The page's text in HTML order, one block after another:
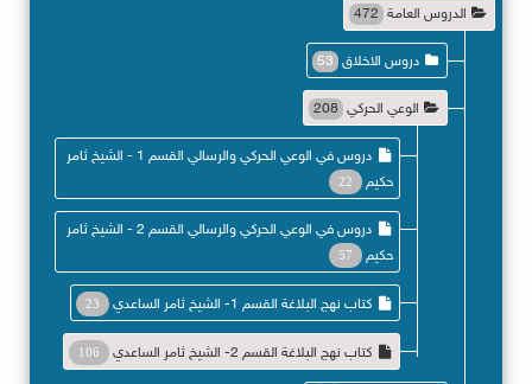
الدروس العامة 472
دروس الاخلاق 53
الوعي الحركي 208
دروس في الوعي الحركي والرسالي القسم 1 - الشيخ ثامر
حكيم
22
دروس في الوعي الحركي والرسالي القسم 2 - الشيخ ثامر
حكيم
57
كتاب نهج البلاغة القسم 1- الشيخ ثامر الساعدي 23
كتاب نهج البلاغة القسم 2- الشيخ ثامر الساعدي 106